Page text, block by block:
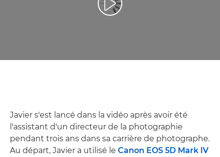
Lancer la vidéo
Javier s'est lancé dans la vidéo après avoir été
l'assistant d'un directeur de la photographie
pendant trois ans dans sa carrière de photographe.
Au départ, Javier a utilisé le Canon EOS 5D Mark IV